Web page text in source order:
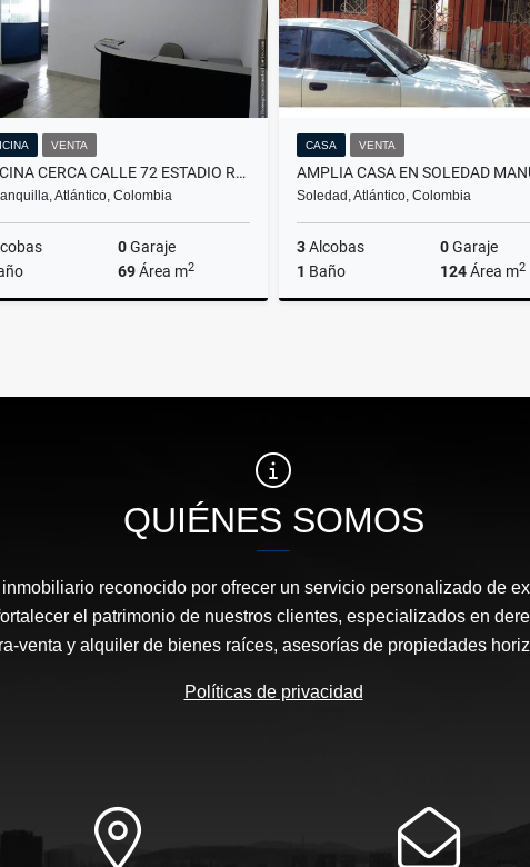
VENTA
OFICINA CERCA CALLE 72 ESTADIO ROMELIO MARTINEZ
Atlántico, Colombia
0Garaje
69Área m2
CASA VENTA
Soledad, Atlántico, Colombia
3Alcobas 0Garaje
1 Baño 124Área m2
QUIÉNES SOMOS
reconocido por ofrecer un servicio personalizado de
el patrimonio de nuestros clientes, especializados en
venta y alquiler de bienes raíces, asesorías de propiedades
Políticas de privacidad